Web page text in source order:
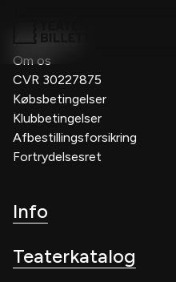
Kontakt os
Om os
CVR 30227875
Købsbetingelser
Klubbetingelser
Afbestillingsforsikring
Fortrydelsesret
Info
Teaterkatalog